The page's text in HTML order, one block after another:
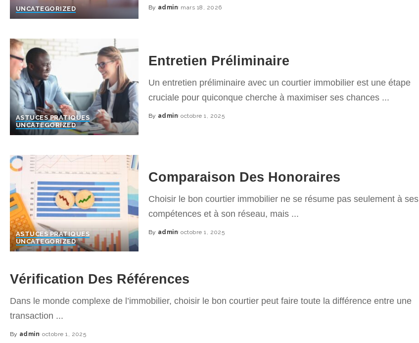
UNCATEGORIZED
Posted
By admin mars 18, 2026
ASTUCES PRATIQUES
UNCATEGORIZED
Entretien Préliminaire
Un entretien préliminaire avec un courtier immobilier est une étape
cruciale pour quiconque cherche à maximiser ses chances ...
Posted
By admin octobre 1, 2025
ASTUCES PRATIQUES
UNCATEGORIZED
Comparaison Des Honoraires
Choisir le bon courtier immobilier ne se résume pas seulement à ses
compétences et à son réseau, mais ...
Posted
By admin octobre 1, 2025
Vérification Des Références
Dans le monde complexe de l’immobilier, choisir le bon courtier peut faire toute la différence entre une
transaction ...
Posted
By admin octobre 1, 2025